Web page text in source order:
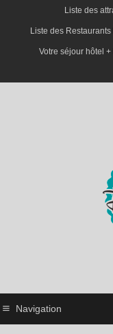
Liste des
Liste des
Votre séjour hôtel
Navigation